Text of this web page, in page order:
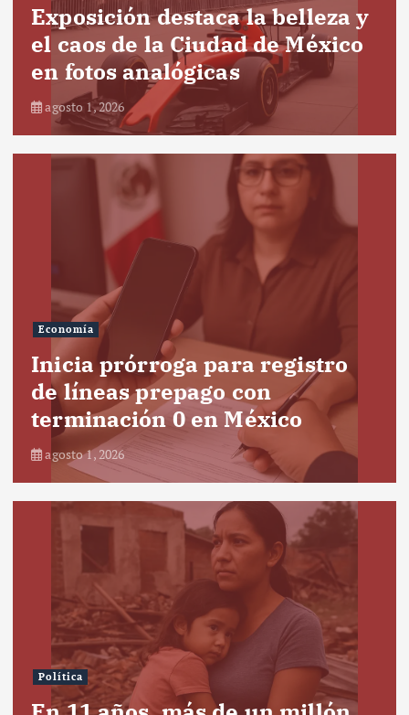
Exposición destaca la belleza y
el caos de la Ciudad de México
en fotos analógicas
agosto 1, 2026
Economía
Inicia prórroga para registro
de líneas prepago con
terminación 0 en México
agosto 1, 2026
Política